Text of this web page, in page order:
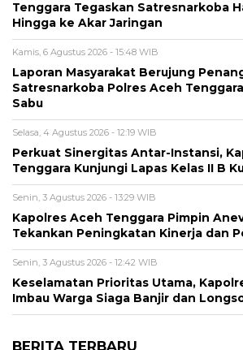
Tenggara Tegaskan Satresnarkoba
Hingga ke Akar Jaringan
Kamis, 6 Agustus 2026 - 15:48 WIB
Laporan Masyarakat Berujung
Satresnarkoba Polres Aceh
Sabu
Selasa, 4 Agustus 2026 - 12:19 WIB
Perkuat Sinergitas Antar-Instansi,
Tenggara Kunjungi Lapas Kelas II B
Senin, 3 Agustus 2026 - 13:29 WIB
Kapolres Aceh Tenggara Pimpin
Tekankan Peningkatan Kinerja dan
Senin, 3 Agustus 2026 - 12:42 WIB
Keselamatan Prioritas Utama,
Imbau Warga Siaga Banjir dan
BERITA TERBARU